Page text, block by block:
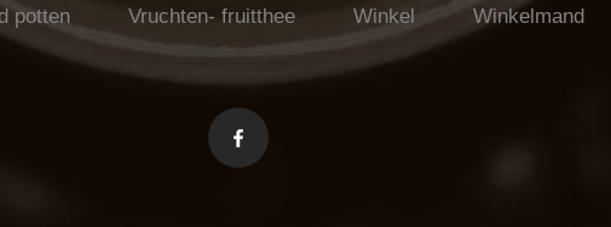
potten Vruchten- fruitthee Winkel Winkelmand